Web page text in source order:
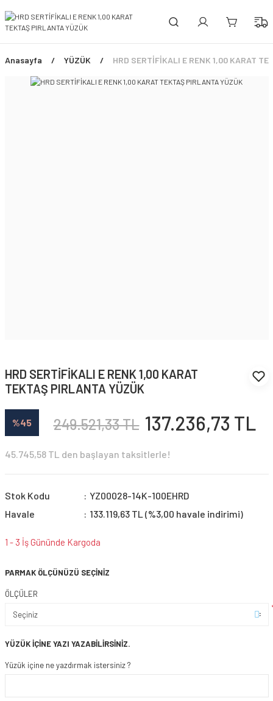
PEŞİN FİYATINA 3 TAKSİT!
ŞİMDİ TÜM ÜRÜNLERDE %45 İNDİRİM FIRSATI
Anasayfa YÜZÜK HRD SERTİFİKALI E RENK 1,00 KARAT
HRD SERTİFİKALI E RENK 1,00 KARAT
TEKTAŞ PIRLANTA YÜZÜK
%45 249.521,33 TL 137.236,73 TL
45.745,58 TL den başlayan taksitlerle!
Stok Kodu
YZ00028-14K-100EHRD
Havale
133.119,63 TL (%3,00 havale indirimi)
1 - 3 İş Gününde Kargoda
PARMAK ÖLÇÜNÜZÜ SEÇİNİZ
ÖLÇÜLER
YÜZÜK İÇİNE YAZI YAZABİLİRSİNİZ.
Yüzük içine ne yazdırmak istersiniz ?